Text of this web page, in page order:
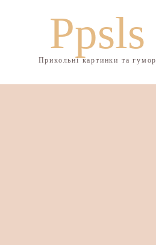
Ppsls
Прикольні картинки та гумор